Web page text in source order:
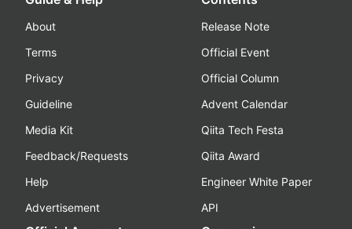
About
Terms
Privacy
Guideline
Media Kit
Feedback/Requests
Help
Advertisement
Release Note
Official Event
Official Column
Advent Calendar
Qiita Tech Festa
Qiita Award
Engineer White Paper
API